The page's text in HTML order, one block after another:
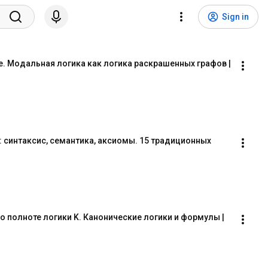
Sign in
логика как логика раскрашенных графов |
семантика, аксиомы. 15 традиционных
логики K. Канонические логики и формулы |